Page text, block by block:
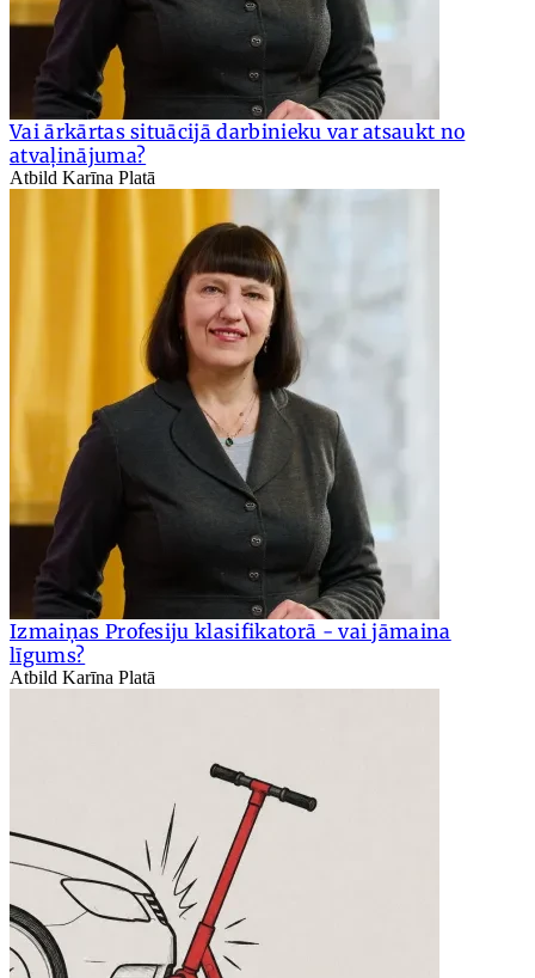
Vai ārkārtas situācijā darbinieku var atsaukt no
atvaļinājuma?
Atbild Karīna Platā
Izmaiņas Profesiju klasifikatorā - vai jāmaina
līgums?
Atbild Karīna Platā